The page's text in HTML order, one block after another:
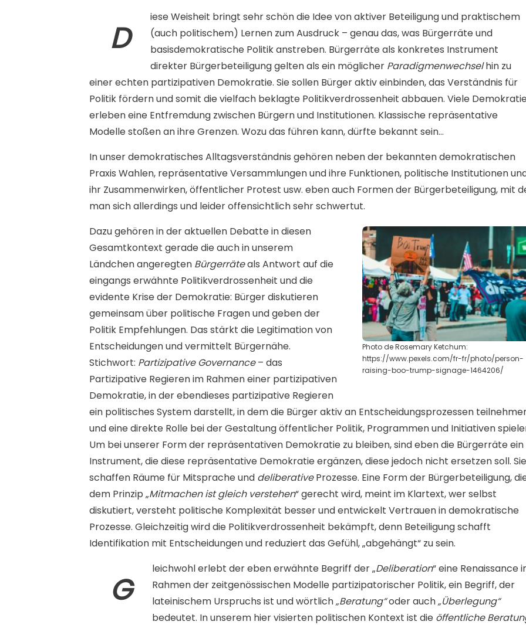
D
iese Weisheit bringt sehr schön die Idee von aktiver Beteiligung und praktischem
(auch politischem) Lernen zum Ausdruck – genau das, was Bürgerräte und
basisdemokratische Politik anstreben. Bürgerräte als konkretes Instrument
direkter Bürgerbeteiligung gelten als ein möglicher Paradigmenwechselhin zu
einer echten partizipativen Demokratie. Sie sollen Bürger aktiv einbinden, das Verständnis für
Politik fördern und somit die vielfach beklagte Politikverdrossenheit abbauen. Viele
erleben eine Entfremdung zwischen Bürgern und Institutionen. Klassische repräsentative
Modelle stoßen an ihre Grenzen. Wozu das führen kann, dürfte bekannt sein…
In unser demokratisches Alltagsverständnis gehören neben der bekannten demokratischen
Praxis Wahlen, repräsentative Versammlungen und ihre Funktionen, politische Institutionen
ihr Zusammenwirken, öffentlicher Protest usw. eben auch Formen der Bürgerbeteiligung, mit
man sich allerdings und leider offensichtlich sehr schwertut.
Photo de Rosemary Ketchum:
https://www.pexels.com/fr-fr/photo/person-
raising-boo-trump-signage-1464206/
Dazu gehören in der aktuellen Debatte in diesen
Gesamtkontext gerade die auch in unserem
Ländchen angeregten Bürgerräteals Antwort auf die
eingangs erwähnte Politikverdrossenheit und die
evidente Krise der Demokratie: Bürger diskutieren
gemeinsam über politische Fragen und geben der
Politik Empfehlungen. Das stärkt die Legitimation von
Entscheidungen und vermittelt Bürgernähe.
Stichwort: Partizipative Governance– das
Partizipative Regieren im Rahmen einer partizipativen
Demokratie, in der ebendieses partizipative Regieren
ein politisches System darstellt, in dem die Bürger aktiv an Entscheidungsprozessen
und eine direkte Rolle bei der Gestaltung öffentlicher Politik, Programmen und Initiativen
Um bei unserer Form der repräsentativen Demokratie zu bleiben, sind eben die Bürgerräte ein
Instrument, die diese repräsentative Demokratie ergänzen, diese jedoch nicht ersetzen soll. Sie
schaffen Räume für Mitsprache und deliberativeProzesse. Eine Form der Bürgerbeteiligung,
dem Prinzip „Mitmachen ist gleich verstehen“ gerecht wird, meint im Klartext, wer selbst
diskutiert, versteht politische Komplexität besser und entwickelt Vertrauen in demokratische
Prozesse. Gleichzeitig wird die Politikverdrossenheit bekämpft, denn Beteiligung schafft
Identifikation mit Entscheidungen und reduziert das Gefühl, „abgehängt“ zu sein.
G
leichwohl erlebt der eben erwähnte Begriff der „Deliberation“ eine Renaissance
Rahmen der zeitgenössischen Modelle partizipatorischer Politik, ein Begriff, der
lateinischem Urspruchs ist und wörtlich„Beratung“oder auch„Überlegung“
bedeutet. In unserem hier visierten politischen Kontext ist die öffentliche